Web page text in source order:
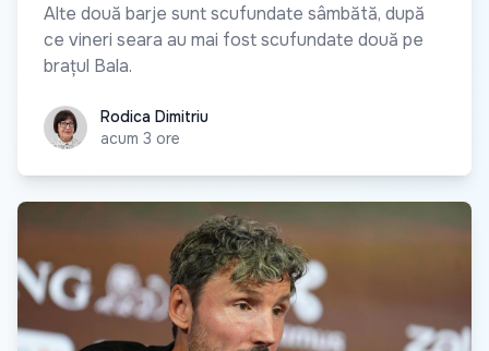
Alte două barje sunt scufundate sâmbătă, după
ce vineri seara au mai fost scufundate două pe
brațul Bala.
Rodica Dimitriu
Rodica Dimitriu
acum 3 ore